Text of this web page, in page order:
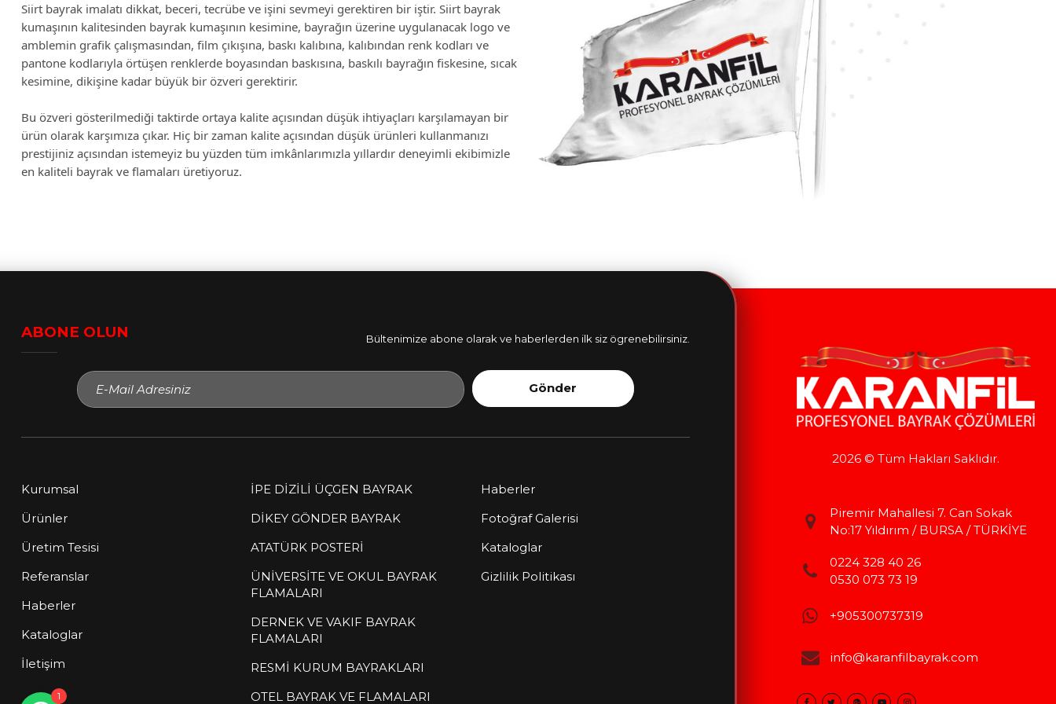
Siirt bayrak imalatı dikkat, beceri, tecrübe ve işini sevmeyi gerektiren bir iştir. Siirt bayrak
kumaşının kalitesinden bayrak kumaşının kesimine, bayrağın üzerine uygulanacak logo ve
amblemin grafik çalışmasından, film çıkışına, baskı kalıbına, kalıbından renk kodları ve
pantone kodlarıyla örtüşen renklerde boyasından baskısına, baskılı bayrağın fiskesine, sıcak
kesimine, dikişine kadar büyük bir özveri gerektirir.
Bu özveri gösterilmediği taktirde ortaya kalite açısından düşük ihtiyaçları karşılamayan bir
ürün olarak karşımıza çıkar. Hiç bir zaman kalite açısından düşük ürünleri kullanmanızı
prestijiniz açısından istemeyiz bu yüzden tüm imkânlarımızla yıllardır deneyimli ekibimizle
en kaliteli bayrak ve flamaları üretiyoruz.
2026 © Tüm Hakları Saklıdır.
Piremir Mahallesi 7. Can Sokak
No:17 Yıldırım / BURSA / TÜRKİYE
0224 328 40 26
0530 073 73 19
+905300737319
info@karanfilbayrak.com
ABONE OLUN Bültenimize abone olarak ve haberlerden ilk siz ögrenebilirsiniz.
Gönder
Kurumsal
Ürünler
Üretim Tesisi
Referanslar
Haberler
Kataloglar
İletişim
İPE DİZİLİ ÜÇGEN BAYRAK
DİKEY GÖNDER BAYRAK
ATATÜRK POSTERİ
ÜNİVERSİTE VE OKUL BAYRAK
FLAMALARI
DERNEK VE VAKIF BAYRAK
FLAMALARI
RESMİ KURUM BAYRAKLARI
OTEL BAYRAK VE FLAMALARI
Haberler
Fotoğraf Galerisi
Kataloglar
Gizlilik Politikası
1
çevrimiçi
yardımcı olabilirim?